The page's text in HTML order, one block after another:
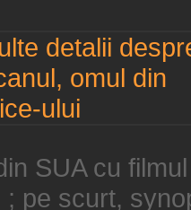
SUA cu
pe scurt,